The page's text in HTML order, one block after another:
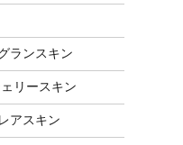
ランスキン
リースキン
アスキン